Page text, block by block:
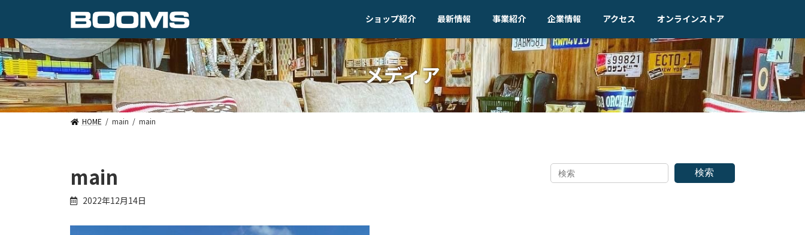
ン
ツ
へ
ス
キ
ッ
ー
シ
ョ
ン
に
移
ショップ紹介 最新情報 事業紹介 企業情報 アクセス オンラインストア
メディア
HOME main main
main
2022年12月14日
検索